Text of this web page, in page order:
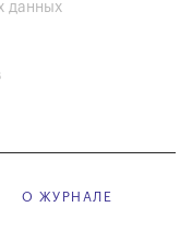
данных
О ЖУРНАЛЕ